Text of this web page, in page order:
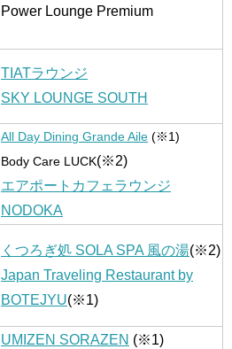
Power Lounge Premium
TIATラウンジ
SKY LOUNGE SOUTH
All Day Dining Grande Aile (※1)
Body Care LUCK(※2)
エアポートカフェラウンジ
NODOKA
くつろぎ処 SOLA SPA 風の湯(※2)
Japan Traveling Restaurant by
BOTEJYU(※1)
UMIZEN SORAZEN (※1)